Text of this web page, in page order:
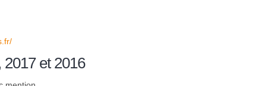
2017 et 2016